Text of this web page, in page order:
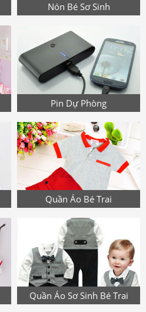
Nón Bé Sơ Sinh
Pin Dự Phòng
Quần Áo Bé Trai
Quần Áo Sơ Sinh Bé Trai